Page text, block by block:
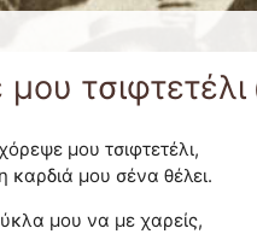
τσιφτετέλι
μου τσιφτετέλι,
καρδιά μου σένα θέλει.
μου να με χαρείς,